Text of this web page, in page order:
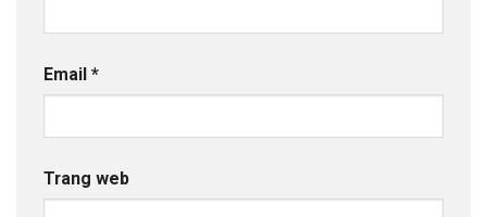
Email *
Trang web